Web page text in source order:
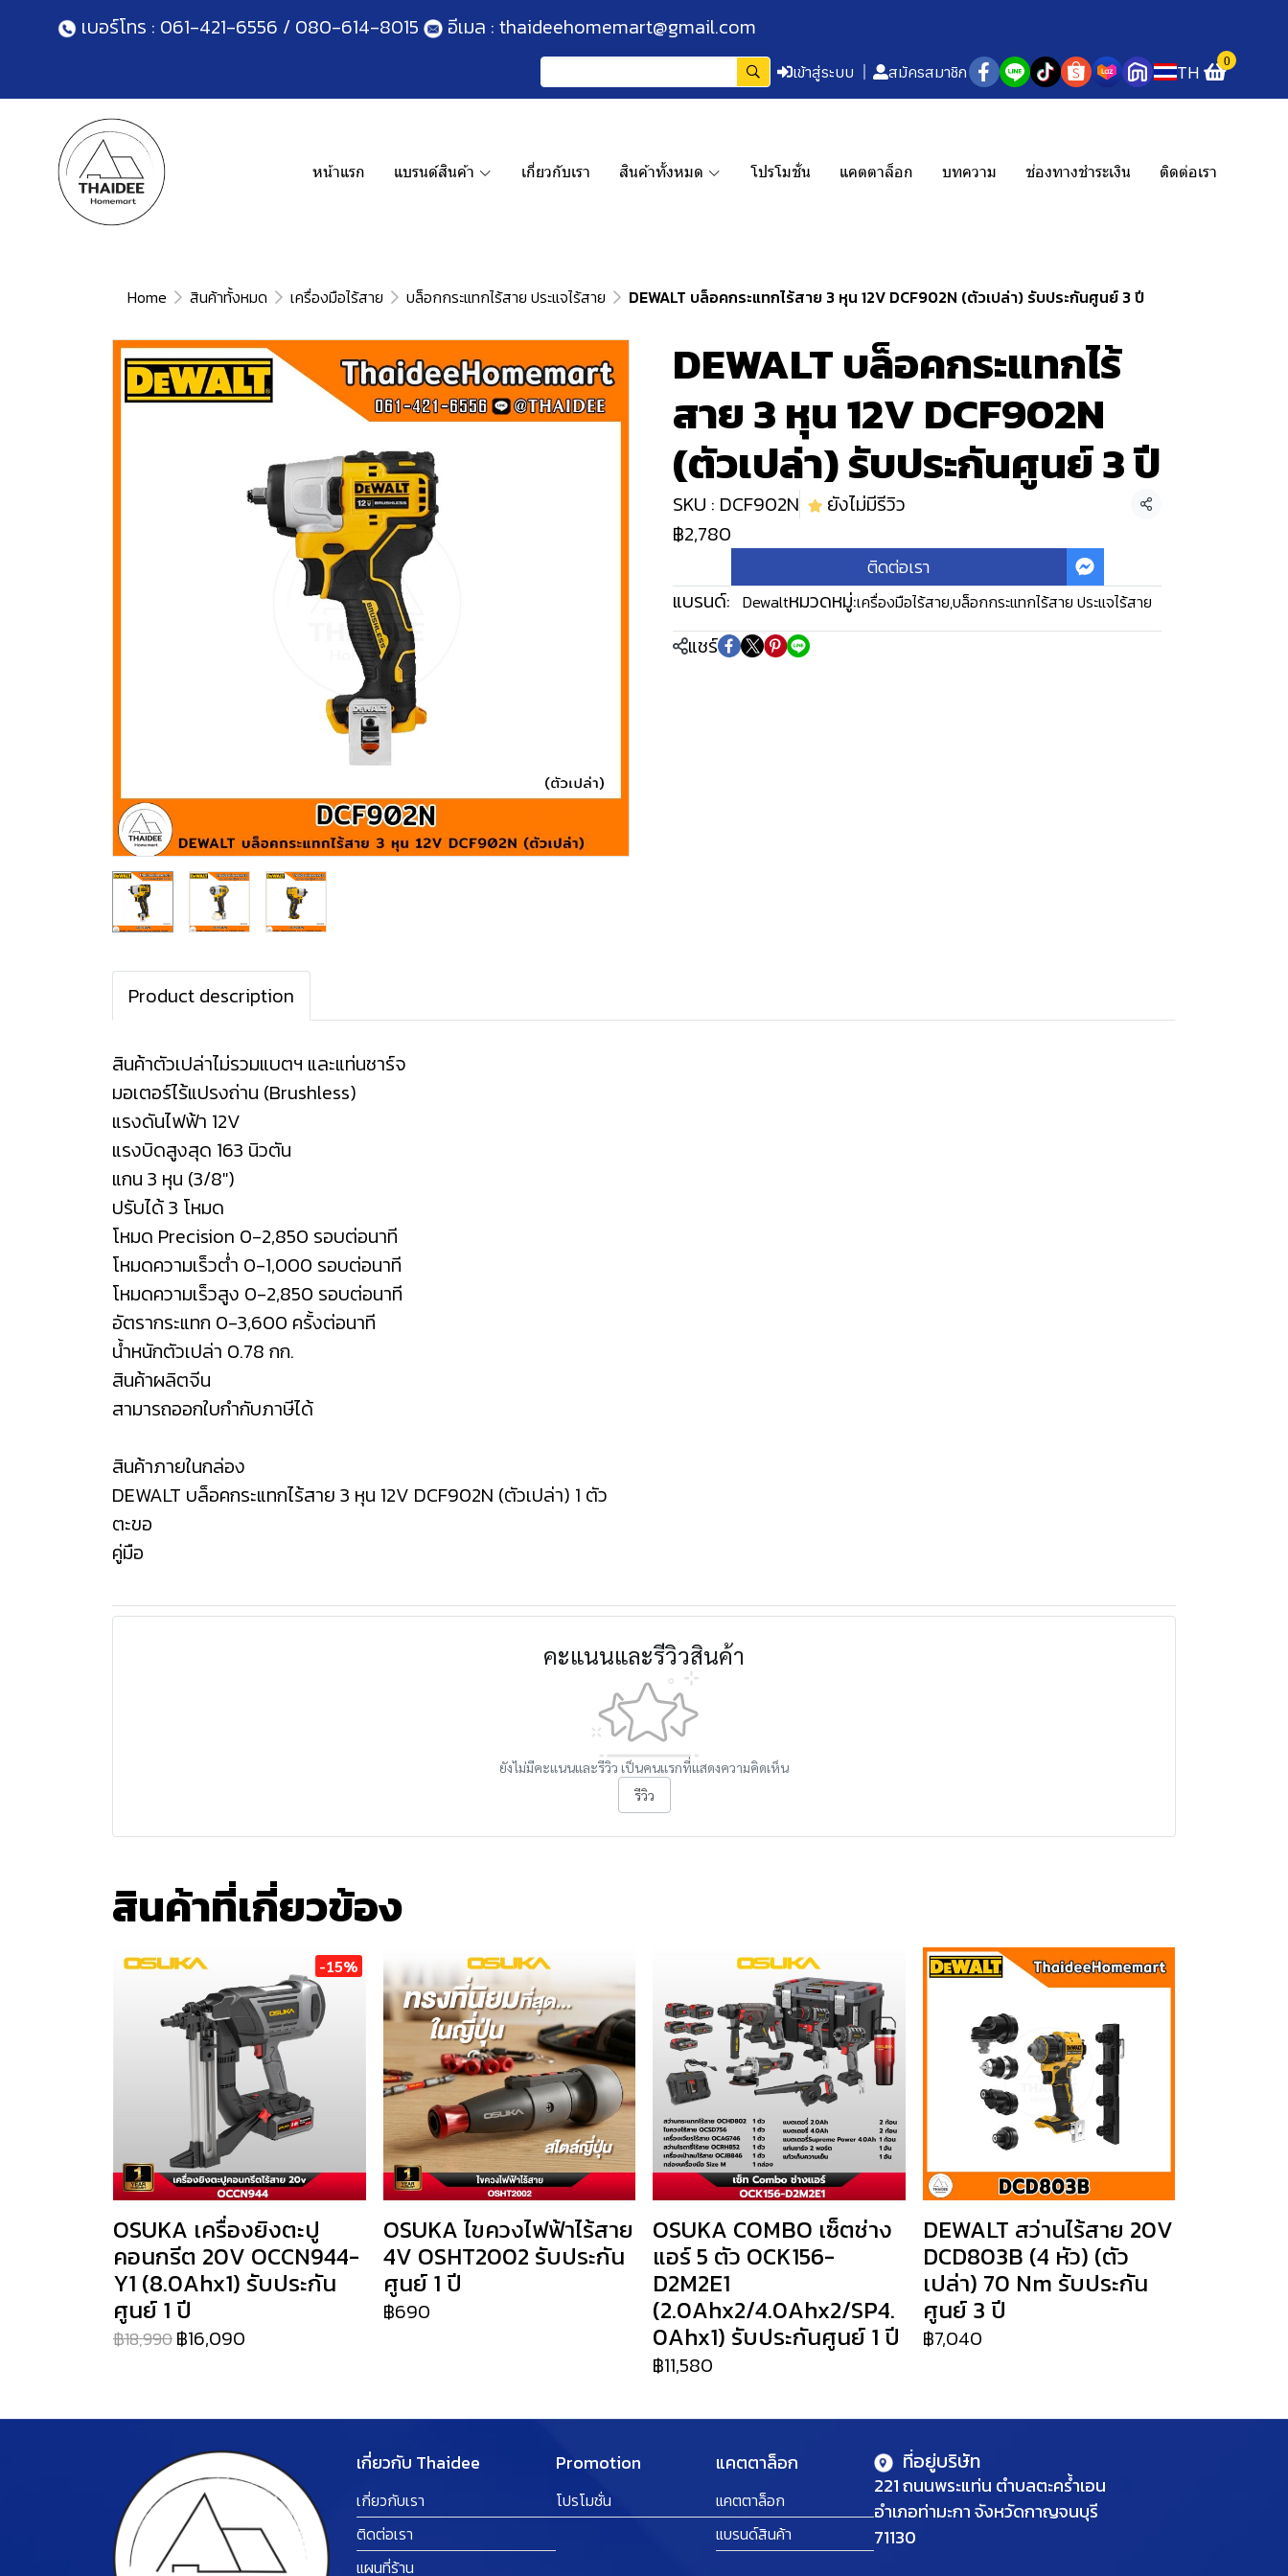
เบอร์โทร : 061-421-6556 / 080-614-8015 อีเมล : thaideehomemart@gmail.com
เข้าสู่ระบบ สมัครสมาชิก TH 0
หน้าแรก แบรนด์สินค้า เกี่ยวกับเรา สินค้าทั้งหมด โปรโมชั่น แคตตาล็อก บทความ ช่องทางชำระเงิน ติดต่อเรา
Home สินค้าทั้งหมด เครื่องมือไร้สาย บล็อกกระแทกไร้สาย ประแจไร้สาย DEWALT บล็อคกระแทกไร้สาย 3 หุน 12V DCF902N (ตัวเปล่า) รับประกันศูนย์ 3 ปี
DEWALT บล็อคกระแทกไร้
สาย 3 หุน 12V DCF902N
(ตัวเปล่า) รับประกันศูนย์ 3 ปี
SKU : DCF902N ยังไม่มีรีวิว แชร์
฿2,780
ติดต่อเรา
แบรนด์: Dewaltหมวดหมู่:เครื่องมือไร้สาย,บล็อกกระแทกไร้สาย ประแจไร้สาย
แชร์
Product description
สินค้าตัวเปล่าไม่รวมแบตฯ และแท่นชาร์จ
มอเตอร์ไร้แปรงถ่าน (Brushless)
แรงดันไฟฟ้า 12V
แรงบิดสูงสุด 163 นิวตัน
แกน 3 หุน (3/8")
ปรับได้ 3 โหมด
โหมด Precision 0-2,850 รอบต่อนาที
โหมดความเร็วต่ำ 0-1,000 รอบต่อนาที
โหมดความเร็วสูง 0-2,850 รอบต่อนาที
อัตรากระแทก 0-3,600 ครั้งต่อนาที
น้ำหนักตัวเปล่า 0.78 กก.
สินค้าผลิตจีน
สามารถออกใบกำกับภาษีได้
สินค้าภายในกล่อง
DEWALT บล็อคกระแทกไร้สาย 3 หุน 12V DCF902N (ตัวเปล่า) 1 ตัว
ตะขอ
คู่มือ
คะแนนและรีวิวสินค้า
ยังไม่มีคะแนนและรีวิว เป็นคนแรกที่แสดงความคิดเห็น
รีวิว
สินค้าที่เกี่ยวข้อง
-15%
OSUKA เครื่องยิงตะปู
คอนกรีต 20V OCCN944-
Y1 (8.0Ahx1) รับประกัน
ศูนย์ 1 ปี
฿18,990฿16,090
OSUKA ไขควงไฟฟ้าไร้สาย
4V OSHT2002 รับประกัน
ศูนย์ 1 ปี
฿690
OSUKA COMBO เซ็ตช่าง
แอร์ 5 ตัว OCK156-
D2M2E1
(2.0Ahx2/4.0Ahx2/SP4.
0Ahx1) รับประกันศูนย์ 1 ปี
฿11,580
DEWALT สว่านไร้สาย 20V
DCD803B (4 หัว) (ตัว
เปล่า) 70 Nm รับประกัน
ศูนย์ 3 ปี
฿7,040
เกี่ยวกับ Thaidee
เกี่ยวกับเรา
ติดต่อเรา
แผนที่ร้าน
Promotion
โปรโมชั่น
แคตตาล็อก
แคตตาล็อก
แบรนด์สินค้า
ที่อยู่บริษัท
221 ถนนพระแท่น ตำบลตะคร้ำเอน
อำเภอท่ามะกา จังหวัดกาญจนบุรี
71130